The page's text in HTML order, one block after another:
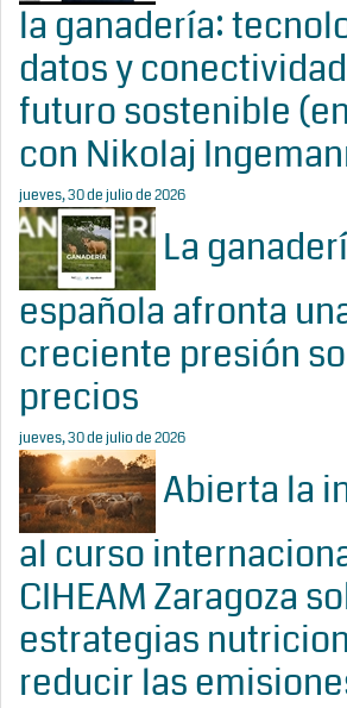
la ganadería:
datos y
futuro sostenible
con Nikolaj
jueves, 30 de julio de 2026
La
española afronta
creciente presión
precios
jueves, 30 de julio de 2026
Abierta la
al curso
CIHEAM Zaragoza
estrategias
reducir las